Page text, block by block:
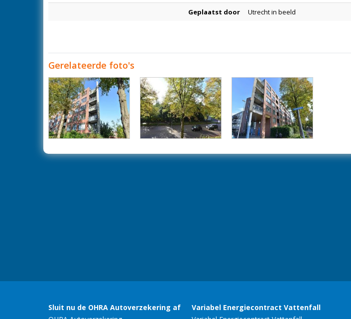
Geplaatst door Utrecht in beeld
Gerelateerde foto's